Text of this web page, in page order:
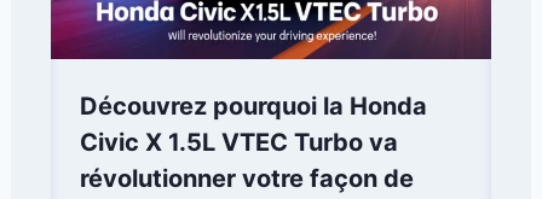
Découvrez pourquoi la Honda
Civic X 1.5L VTEC Turbo va
révolutionner votre façon de